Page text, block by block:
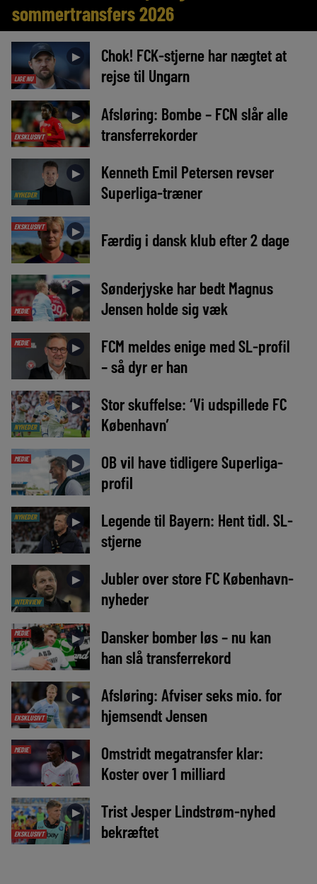
sommertransfers 2026
LIGE NU
►
Chok! FCK-stjerne har nægtet at
rejse til Ungarn
EKSKLUSIVT
►
Afsløring: Bombe – FCN slår alle
transferrekorder
NYHEDER
►
Kenneth Emil Petersen revser
Superliga-træner
EKSKLUSIVT ► Færdig i dansk klub efter 2 dage
MEDIE
►
Sønderjyske har bedt Magnus
Jensen holde sig væk
MEDIE ►
FCM meldes enige med SL-profil
– så dyr er han
NYHEDER
►
Stor skuffelse: ‘Vi udspillede FC
København’
MEDIE ►
OB vil have tidligere Superliga-
profil
NYHEDER ►
Legende til Bayern: Hent tidl. SL-
stjerne
INTERVIEW
►
Jubler over store FC København-
nyheder
MEDIE ►
Dansker bomber løs – nu kan
han slå transferrekord
EKSKLUSIVT
►
Afsløring: Afviser seks mio. for
hjemsendt Jensen
MEDIE ►
Omstridt megatransfer klar:
Koster over 1 milliard
EKSKLUSIVT
►
Trist Jesper Lindstrøm-nyhed
bekræftet